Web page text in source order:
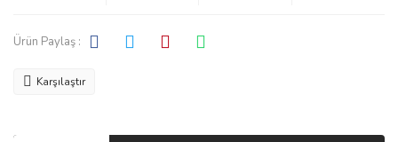
Ürün Paylaş :
Karşılaştır